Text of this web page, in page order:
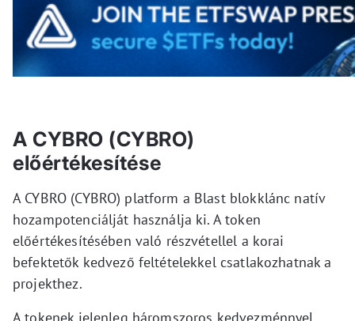
A CYBRO (CYBRO)
előértékesítése
A CYBRO (CYBRO) platform a Blast blokklánc natív
hozampotenciálját használja ki. A token
előértékesítésében való részvétellel a korai
befektetők kedvező feltételekkel csatlakozhatnak a
projekthez.
A tokenek jelenleg háromszoros kedvezménnyel